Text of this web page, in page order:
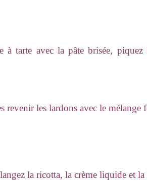
à tarte avec la pâte brisée, piquez
revenir les lardons avec le mélange
la ricotta, la crème liquide et